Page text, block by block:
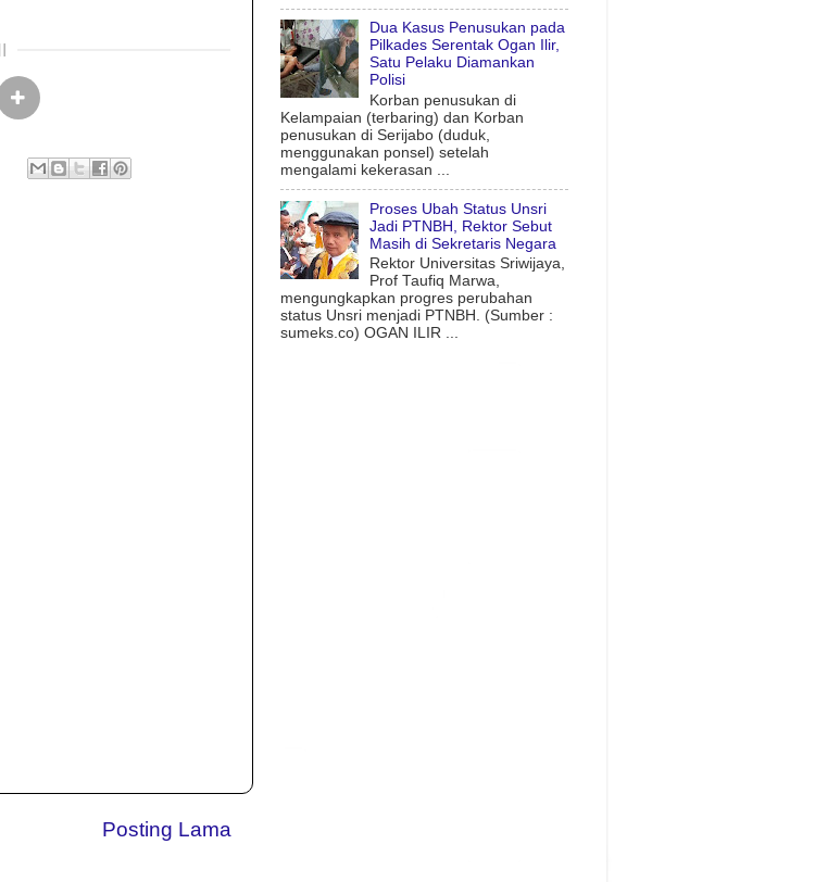
Posting Lama
Dua Kasus Penusukan pada
Pilkades Serentak Ogan Ilir,
Satu Pelaku Diamankan
Polisi
Korban penusukan di
Kelampaian (terbaring) dan Korban
penusukan di Serijabo (duduk,
menggunakan ponsel) setelah
mengalami kekerasan ...
Proses Ubah Status Unsri
Jadi PTNBH, Rektor Sebut
Masih di Sekretaris Negara
Rektor Universitas Sriwijaya,
Prof Taufiq Marwa,
mengungkapkan progres perubahan
status Unsri menjadi PTNBH. (Sumber :
sumeks.co) OGAN ILIR ...